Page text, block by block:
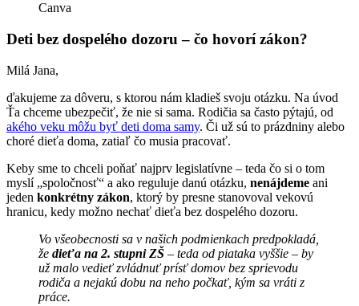
Canva
Deti bez dospelého dozoru – čo hovorí zákon?
Milá Jana,
ďakujeme za dôveru, s ktorou nám kladieš svoju otázku. Na úvod
Ťa chceme ubezpečiť, že nie si sama. Rodičia sa často pýtajú, od
akého veku môžu byť deti doma samy. Či už sú to prázdniny alebo
choré dieťa doma, zatiaľ čo musia pracovať.
Keby sme to chceli poňať najprv legislatívne – teda čo si o tom
myslí „spoločnosť“ a ako reguluje danú otázku, nenájdeme ani
jeden konkrétny zákon, ktorý by presne stanovoval vekovú
hranicu, kedy možno nechať dieťa bez dospelého dozoru.
Vo všeobecnosti sa v našich podmienkach predpokladá,
že dieťa na 2. stupni ZŠ – teda od piataka vyššie – by
už malo vedieť zvládnuť prísť domov bez sprievodu
rodiča a nejakú dobu na neho počkať, kým sa vráti z
práce.